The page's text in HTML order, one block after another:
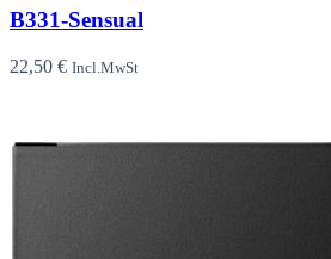
B331-Sensual
22,50 € Incl.MwSt